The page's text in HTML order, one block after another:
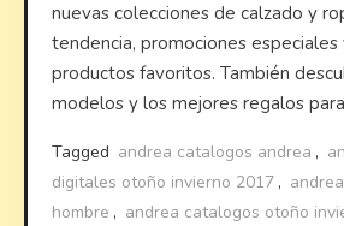
nuevas colecciones de calzado y
tendencia, promociones
productos favoritos. También
modelos y los mejores regalos
Tagged andrea catalogos andrea ,
digitales otoño invierno 2017 ,
hombre , andrea catalogos otoño